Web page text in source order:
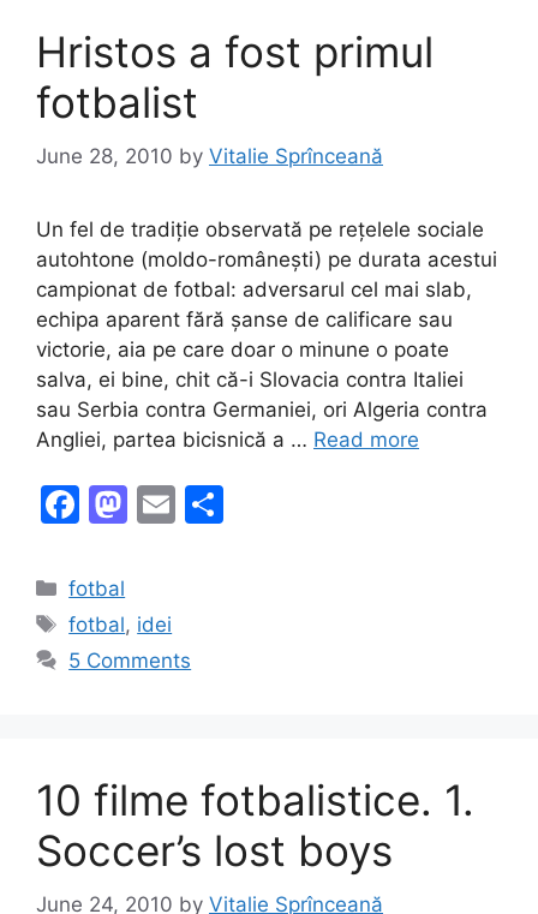
k
Hristos a fost primul
fotbalist
June 28, 2010 by Vitalie Sprînceană
Un fel de tradiție observată pe rețelele sociale
autohtone (moldo-românești) pe durata acestui
campionat de fotbal: adversarul cel mai slab,
echipa aparent fără șanse de calificare sau
victorie, aia pe care doar o minune o poate
salva, ei bine, chit că-i Slovacia contra Italiei
sau Serbia contra Germaniei, ori Algeria contra
Angliei, partea bicisnică a … Read more
F
c
e
b
k
M
o
d
E
Categories
fotbal
Tags
fotbal, idei
5 Comments
10 filme fotbalistice. 1.
Soccer’s lost boys
June 24, 2010 by Vitalie Sprînceană